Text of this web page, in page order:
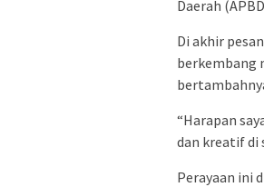
Daerah
Di akhir
berkembang
“Harapan
dan kreatif di
Perayaan ini